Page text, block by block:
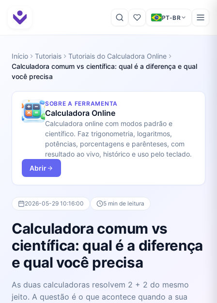
PT-BR
Início Tutoriais
Tutoriais do Calculadora Online
Calculadora comum vs científica: qual é a diferença e qual
você precisa
SOBRE A FERRAMENTA
Calculadora Online
Calculadora online com modos padrão e
científico. Faz trigonometria, logaritmos,
potências, porcentagens e parênteses, com
resultado ao vivo, histórico e uso pelo teclado.
Abrir
2026-05-29 10:16:00 5 min de leitura
Calculadora comum vs
científica: qual é a diferença
e qual você precisa
As duas calculadoras resolvem 2 + 2 do mesmo
jeito. A questão é o que acontece quando a sua